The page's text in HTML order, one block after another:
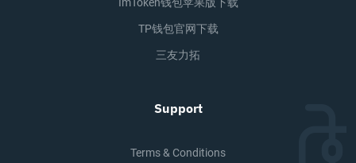
TP钱包官网下载
三友力拓
Support
Terms & Conditions